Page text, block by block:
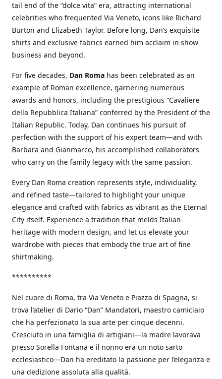
tail end of the “dolce vita” era, attracting international
celebrities who frequented Via Veneto, icons like Richard
Burton and Elizabeth Taylor. Before long, Dan’s exquisite
shirts and exclusive fabrics earned him acclaim in show
business and beyond.
For five decades, Dan Roma has been celebrated as an
example of Roman excellence, garnering numerous
awards and honors, including the prestigious “Cavaliere
della Repubblica Italiana” conferred by the President of the
Italian Republic. Today, Dan continues his pursuit of
perfection with the support of his expert team—and with
Barbara and Gianmarco, his accomplished collaborators
who carry on the family legacy with the same passion.
Every Dan Roma creation represents style, individuality,
and refined taste—tailored to highlight your unique
elegance and crafted with fabrics as vibrant as the Eternal
City itself. Experience a tradition that melds Italian
heritage with modern design, and let us elevate your
wardrobe with pieces that embody the true art of fine
shirtmaking.
**********
Nel cuore di Roma, tra Via Veneto e Piazza di Spagna, si
trova l’atelier di Dario “Dan” Mandatori, maestro camiciaio
che ha perfezionato la sua arte per cinque decenni.
Cresciuto in una famiglia di artigiani—la madre lavorava
presso Sorella Fontana e il nonno era un noto sarto
ecclesiastico—Dan ha ereditato la passione per l’eleganza e
una dedizione assoluta alla qualità.